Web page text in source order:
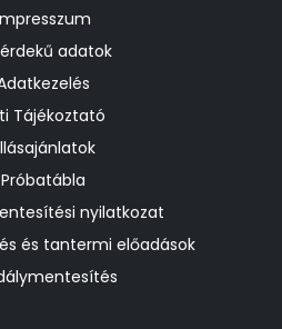
adatok
Tájékoztató
Próbatábla
nyilatkozat
és tantermi előadások